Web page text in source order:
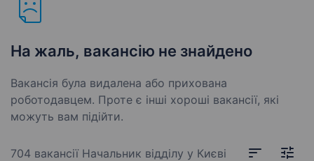
На жаль, вакансію не знайдено
Вакансія була видалена або прихована
роботодавцем. Проте є інші хороші вакансії, які
можуть вам підійти.
704 вакансії Начальник відділу у Києві